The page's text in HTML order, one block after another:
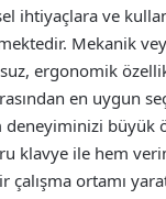
ihtiyaçlara ve
Mekanik
ergonomik
en uygun
deneyiminizi büyük
klavye ile hem
çalışma ortamı